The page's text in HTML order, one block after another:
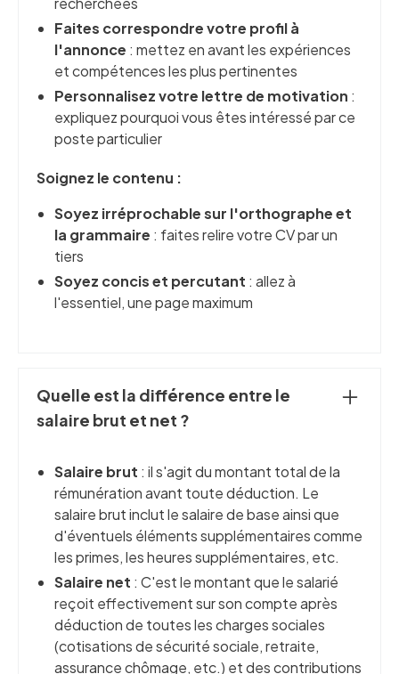
Faites correspondre votre profil à
l'annonce : mettez en avant les expériences
et compétences les plus pertinentes
Personnalisez votre lettre de motivation :
expliquez pourquoi vous êtes intéressé par ce
poste particulier
Soignez le contenu :
Soyez irréprochable sur l'orthographe et
la grammaire : faites relire votre CV par un
tiers
Soyez concis et percutant : allez à
l'essentiel, une page maximum
Quelle est la différence entre le
salaire brut et net ?
Salaire brut : il s'agit du montant total de la
rémunération avant toute déduction. Le
salaire brut inclut le salaire de base ainsi que
d'éventuels éléments supplémentaires comme
les primes, les heures supplémentaires, etc.
Salaire net : C'est le montant que le salarié
reçoit effectivement sur son compte après
déduction de toutes les charges sociales
(cotisations de sécurité sociale, retraite,
assurance chômage, etc.) et des contributions